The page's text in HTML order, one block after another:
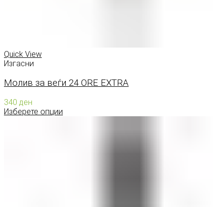
Quick View
Изгасни
Молив за веѓи 24 ORE EXTRA
340 ден
Изберете опции